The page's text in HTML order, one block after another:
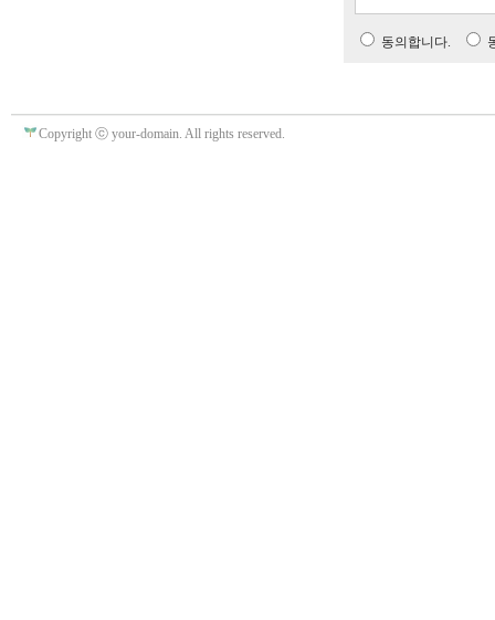
동의합니다.
Copyright ⓒ your-domain. All rights reserved.